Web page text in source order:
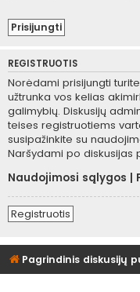
REGISTRUOTIS
Norėdami prisijungti
užtrunka vos kelias
galimybių. Diskusijų
teises registruotiems
susipažinkite su
Naršydami po diskusijas
Naudojimosi sąlygos
Registruotis
Pagrindinis diskusijų